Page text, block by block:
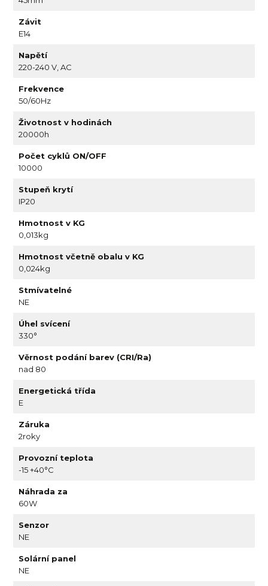
Závit
E14
Napětí
220-240 V, AC
Frekvence
50/60Hz
Životnost v hodinách
20000h
Počet cyklů ON/OFF
10000
Stupeň krytí
IP20
Hmotnost v KG
0,013kg
Hmotnost včetně obalu v KG
0,024kg
Stmívatelné
NE
Úhel svícení
330°
Věrnost podání barev (CRI/Ra)
nad 80
Energetická třída
E
Záruka
2roky
Provozní teplota
-15 +40°C
Náhrada za
60W
Senzor
NE
Solární panel
NE